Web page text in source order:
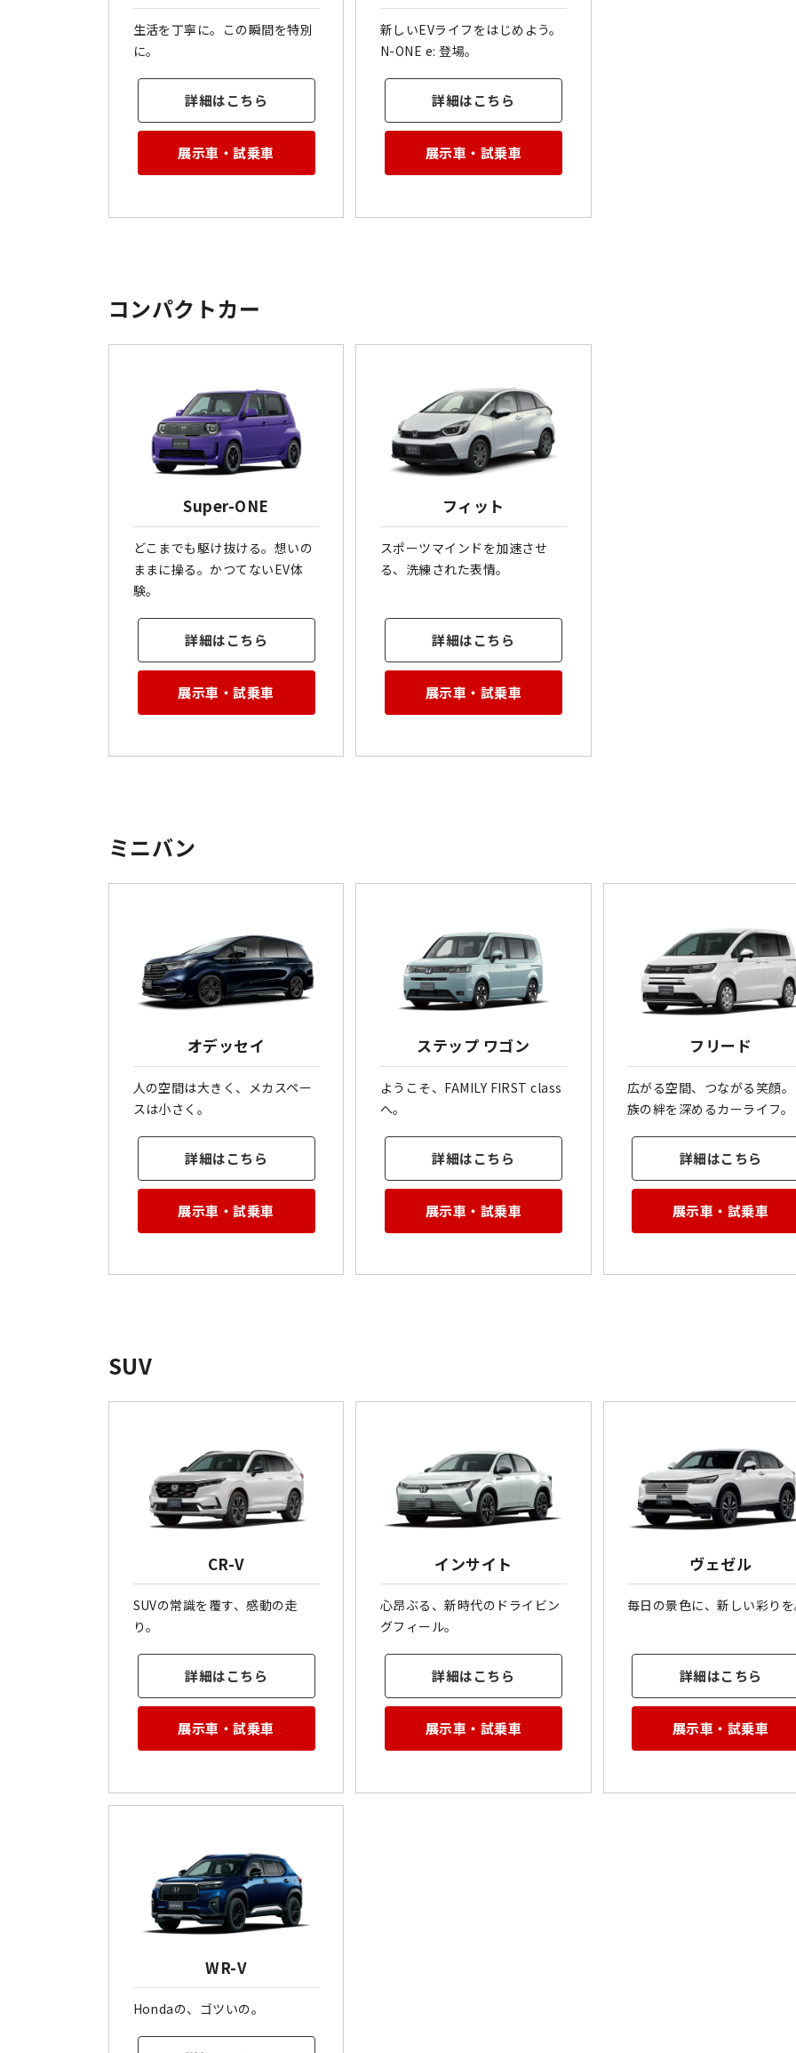
生活を丁寧に。この瞬間を特別
に。
詳細はこちら
展示車・試乗車
新しいEVライフをはじめよう。
N-ONE e: 登場。
詳細はこちら
展示車・試乗車
コンパクトカー
Super-ONE
どこまでも駆け抜ける。想いの
ままに操る。かつてないEV体
験。
詳細はこちら
展示車・試乗車
フィット
スポーツマインドを加速させ
る、洗練された表情。
詳細はこちら
展示車・試乗車
ミニバン
オデッセイ
人の空間は大きく、メカスペー
スは小さく。
詳細はこちら
展示車・試乗車
ステップ ワゴン
ようこそ、FAMILY FIRST class
へ。
詳細はこちら
展示車・試乗車
フリード
広がる空間、つながる笑顔
族の絆を深めるカーライフ。
詳細はこちら
展示車・試乗車
SUV
CR-V
SUVの常識を覆す、感動の走
り。
詳細はこちら
展示車・試乗車
インサイト
心昂ぶる、新時代のドライビン
グフィール。
詳細はこちら
展示車・試乗車
ヴェゼル
毎日の景色に、新しい彩り
詳細はこちら
展示車・試乗車
WR-V
Hondaの、ゴツいの。